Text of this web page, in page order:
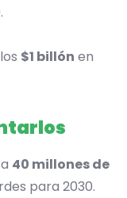
$1 billón en
40 millones de
para 2030.